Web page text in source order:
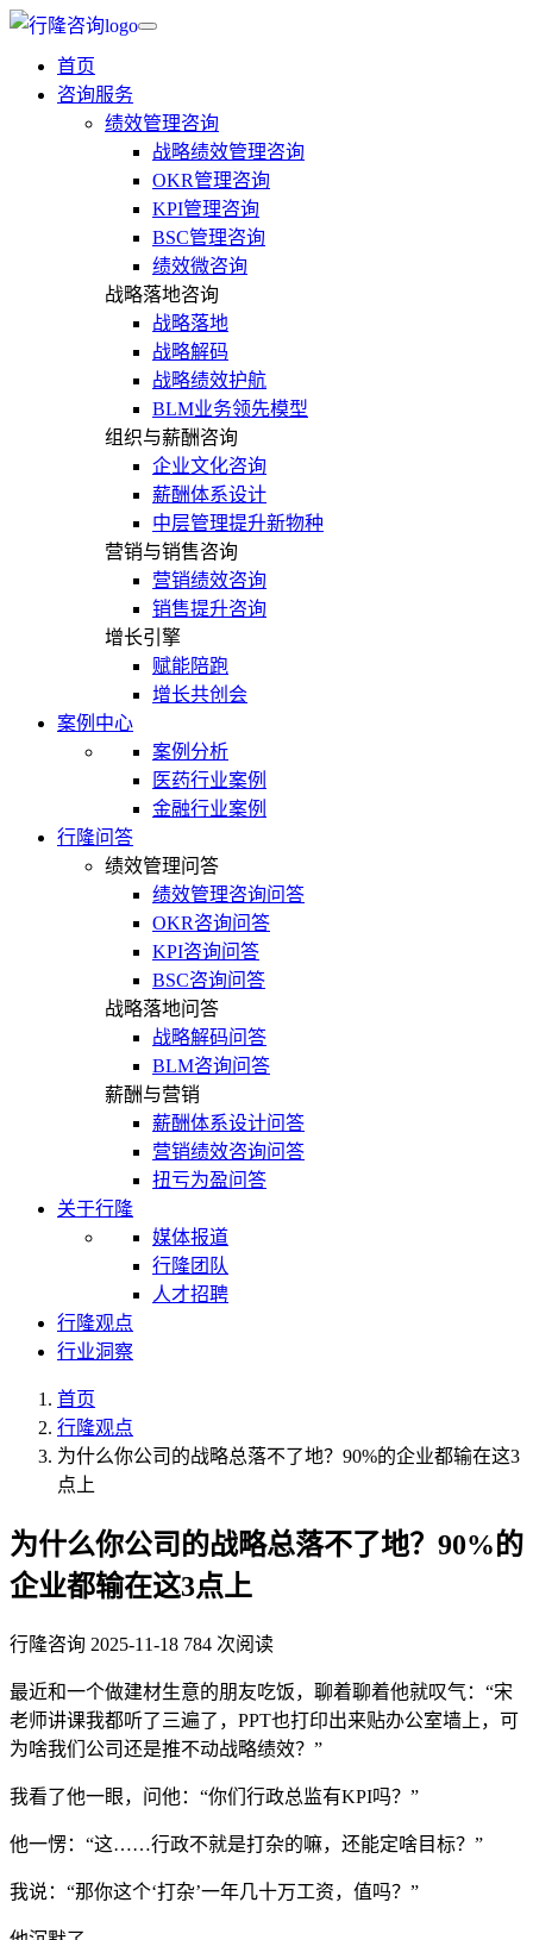
首页
咨询服务
绩效管理咨询
战略绩效管理咨询
OKR管理咨询
KPI管理咨询
BSC管理咨询
绩效微咨询
战略落地咨询
战略落地
战略解码
战略绩效护航
BLM业务领先模型
组织与薪酬咨询
企业文化咨询
薪酬体系设计
中层管理提升新物种
营销与销售咨询
营销绩效咨询
销售提升咨询
增长引擎
赋能陪跑
增长共创会
案例中心
案例分析
医药行业案例
金融行业案例
行隆问答
绩效管理问答
绩效管理咨询问答
OKR咨询问答
KPI咨询问答
BSC咨询问答
战略落地问答
战略解码问答
BLM咨询问答
薪酬与营销
薪酬体系设计问答
营销绩效咨询问答
扭亏为盈问答
关于行隆
媒体报道
行隆团队
人才招聘
行隆观点
行业洞察
首页
行隆观点
为什么你公司的战略总落不了地？90%的企业都输在这3
点上
为什么你公司的战略总落不了地？90%的
企业都输在这3点上
行隆咨询 2025-11-18 784 次阅读
最近和一个做建材生意的朋友吃饭，聊着聊着他就叹气：“宋
老师讲课我都听了三遍了，PPT也打印出来贴办公室墙上，可
为啥我们公司还是推不动战略绩效？”
我看了他一眼，问他：“你们行政总监有KPI吗？”
他一愣：“这……行政不就是打杂的嘛，还能定啥目标？”
我说：“那你这个‘打杂’一年几十万工资，值吗？”